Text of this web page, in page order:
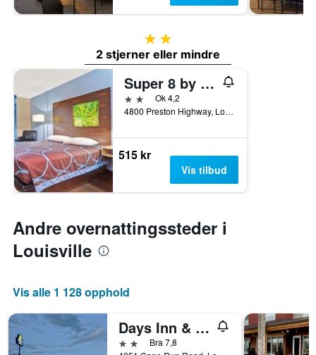
2 stjerner
2 stjerner eller mindre
Super 8 by Wyndham Louisville Airport
2 stjerner
Ok 4,2
4800 Preston Highway, Louisville, KY, USA
515 kr
Vis tilbud
Andre overnattingssteder i
Louisville
Vis alle 1 128 opphold
Days Inn & Suites by Wyndham Louisville SW
2 stjernerBra 7,8